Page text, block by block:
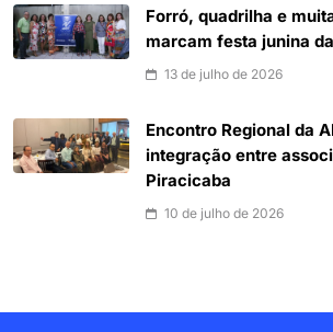
Forró, quadrilha e
marcam festa junina
13 de julho de 2026
Encontro Regional da
integração entre
Piracicaba
10 de julho de 2026